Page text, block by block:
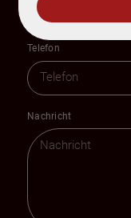
Telefon
Nachricht